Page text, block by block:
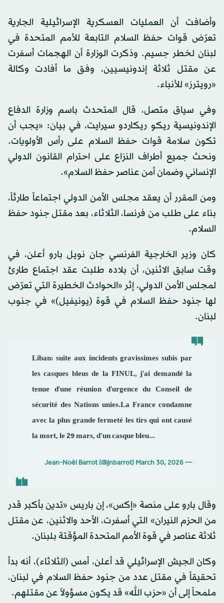
وأضافت ​أن ‌العمليات ‌العسكرية الإسرائيلية الجارية
تعرّض قوات حفظ ‌السلام التابعة للأمم المتحدة في
⁠لبنان ⁠لخطر جسيم. وذكرت الوزارة أن الهجمات أسفرت
عن مقتل ثلاثة ​إندونيسيين، وفق ما أفادت وكالة
«رويترز» للأنباء.
وفي سياق متصل، قال المتحدث باسم وزارة الدفاع
الإندونيسية ريكو ريكاردو سيرايت، في بيان: «يجب أن
تكون سلامة قوات حفظ السلام على رأس الأولويات.
ونحث جميع أطراف النزاع على احترام القانون الدولي
الإنساني وضمان أمن عناصر حفظ السلام».
ومن المقرر أن يعقد مجلس الأمن الدولي اجتماعاً طارئاً،
بناء على طلب من فرنسا، الثلاثاء، بعد مقتل جنود حفظ
السلام.
كان وزير الخارجية الفرنسي جان نويل بارو أعلن، في
وقت سابق الاثنين، أن بلاده طلبت عقد اجتماع طارئ
لمجلس الأمن الدولي، إثر «الحوادث الخطيرة التي تعرّض
لها جنود حفظ السلام في قوة (يونيفيل)» في جنوب
لبنان.
Liban: suite aux incidents gravissimes subis par
les casques bleus de la FINUL, j'ai demandé la
tenue d'une réunion d'urgence du Conseil de
sécurité des Nations unies.La France condamne
avec la plus grande fermeté les tirs qui ont causé
la mort, le 29 mars, d’un casque bleu...
— Jean-Noël Barrot (@jnbarrot)
March 30, 2026
وقال بارو على منصة «إكس»، إن باريس «تدين بأكبر قدر
من الحزم النيران» التي أسفرت، الأحد والاثنين، عن مقتل
ثلاثة عناصر في قوة الأمم المتحدة المؤقتة بلبنان.
وكان الجيش الإسرائيلي قد أعلن، أمس (الثلاثاء)، أنه بدأ
تحقيقاً في مقتل عدد من جنود حفظ السلام في لبنان،
ملمحاً إلى أن «حزب الله» قد يكون مسؤولاً عن مقتلهم.